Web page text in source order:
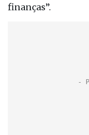
finanças”.